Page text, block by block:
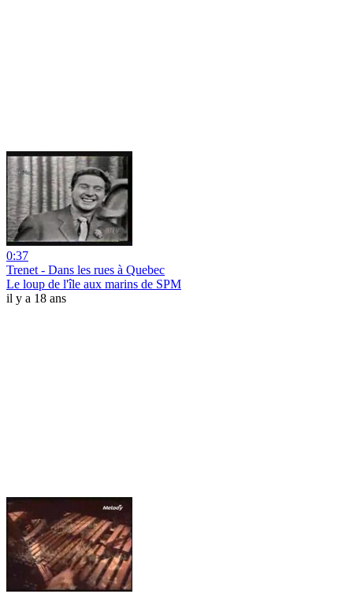
0:37
Trenet - Dans les rues à Quebec
Le loup de l'île aux marins de SPM
il y a 18 ans